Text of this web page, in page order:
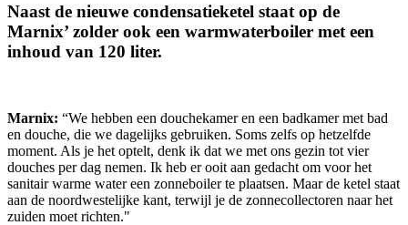
Naast de nieuwe condensatieketel staat op de
Marnix’ zolder ook een warmwaterboiler met een
inhoud van 120 liter.
Marnix: “We hebben een douchekamer en een badkamer met bad
en douche, die we dagelijks gebruiken. Soms zelfs op hetzelfde
moment. Als je het optelt, denk ik dat we met ons gezin tot vier
douches per dag nemen. Ik heb er ooit aan gedacht om voor het
sanitair warme water een zonneboiler te plaatsen. Maar de ketel staat
aan de noordwestelijke kant, terwijl je de zonnecollectoren naar het
zuiden moet richten."